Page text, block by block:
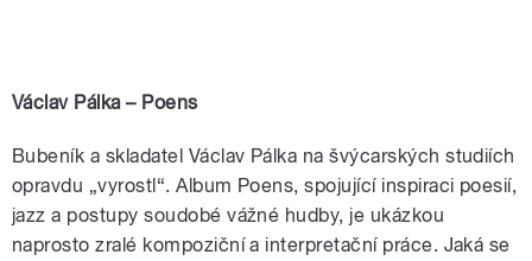
Václav Pálka – Poens
Bubeník a skladatel Václav Pálka na švýcarských studiích
opravdu „vyrostl“. Album Poens, spojující inspiraci poesií,
jazz a postupy soudobé vážné hudby, je ukázkou
naprosto zralé kompoziční a interpretační práce. Jaká se